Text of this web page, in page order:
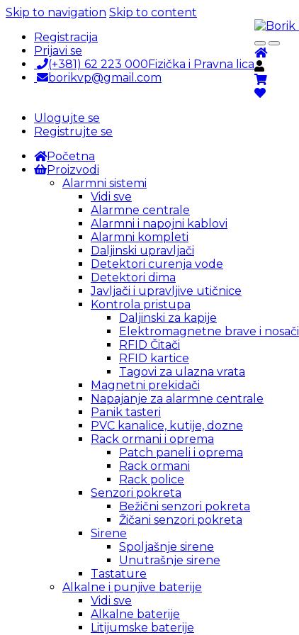
Skip to navigation Skip to content
Registracija
Prijavi se
(+381) 62 223 000Fizička i Pravna lica
borikvp@gmail.com
Ulogujte se
Registrujte se
Početna
Proizvodi
Alarmni sistemi
Vidi sve
Alarmne centrale
Alarmni i napojni kablovi
Alarmni kompleti
Daljinski upravljači
Detektori curenja vode
Detektori dima
Javljači i upravljive utičnice
Kontrola pristupa
Daljinski za kapije
Elektromagnetne brave i nosači
RFID Čitači
RFID kartice
Tagovi za ulazna vrata
Magnetni prekidači
Napajanje za alarmne centrale
Panik tasteri
PVC kanalice, kutije, dozne
Rack ormani i oprema
Patch paneli i oprema
Rack ormani
Rack police
Senzori pokreta
Bežični senzori pokreta
Žičani senzori pokreta
Sirene
Spoljašnje sirene
Unutrašnje sirene
Tastature
Alkalne i punjive baterije
Vidi sve
Alkalne baterije
Litijumske baterije